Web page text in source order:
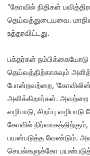
“கோவில் நிதிகள்
தெய்வத்துடையவை.
உத்தரவிட்டது.
பக்தர்கள் நம்பிக்கையோடு
தெய்வத்திற்காகவும்
போன்றவற்றை,
அளிக்கிறார்கள். அவற்றை
வழிபாடு, சிறப்பு
கோவில் நிர்வாகத்திற்கும்,
பயன்படுத்த வேண்டும்.
செயல்களுக்கோ